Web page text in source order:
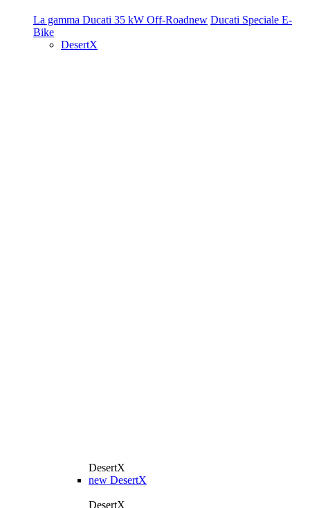
La gamma Ducati 35 kW Off-Roadnew Ducati Speciale E-
Bike
DesertX
DesertX
new DesertX
DesertX